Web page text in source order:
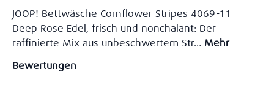
JOOP! Bettwäsche Cornflower Stripes 4069-11
Deep Rose Edel, frisch und nonchalant: Der
raffinierte Mix aus unbeschwertem Str… Mehr
Bewertungen